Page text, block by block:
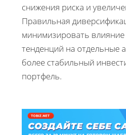
снижения риска и
Правильная
минимизировать
тенденций на отдельные
более стабильный
портфель.